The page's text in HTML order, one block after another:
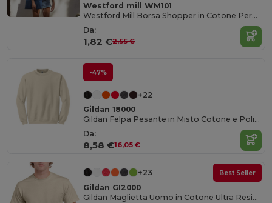
Westford mill WM101
Westford Mill Borsa Shopper in Cotone Personalizzabile
Da:
1,82 €2,55 €
-47%
+22
Gildan 18000
Gildan Felpa Pesante in Misto Cotone e Poliestere con Finiture Elastiche
Da:
8,58 €16,05 €
Best Seller
+23
Gildan GI2000
Gildan Maglietta Uomo in Cotone Ultra Resistente